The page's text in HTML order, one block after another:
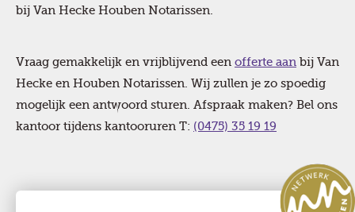
bij Van Hecke Houben Notarissen.
Vraag gemakkelijk en vrijblijvend een offerte aan bij Van
Hecke en Houben Notarissen. Wij zullen je zo spoedig
mogelijk een antwoord sturen. Afspraak maken? Bel ons
kantoor tijdens kantooruren T: (0475) 35 19 19